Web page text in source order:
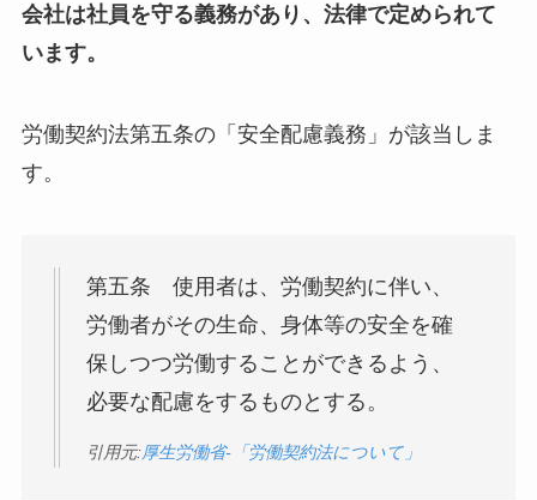
会社は社員を守る義務があり、法律で定められて
います。
労働契約法第五条の「安全配慮義務」が該当しま
す。
第五条 使用者は、労働契約に伴い、
労働者がその生命、身体等の安全を確
保しつつ労働することができるよう、
必要な配慮をするものとする。
引用元:厚生労働省-「労働契約法について」